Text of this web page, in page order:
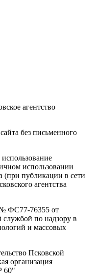
агентство
без письменного
использовании
(при публикации в сети
агентства
ФС77-76355 от
по надзору в
и массовых
Псковской
организация
60"